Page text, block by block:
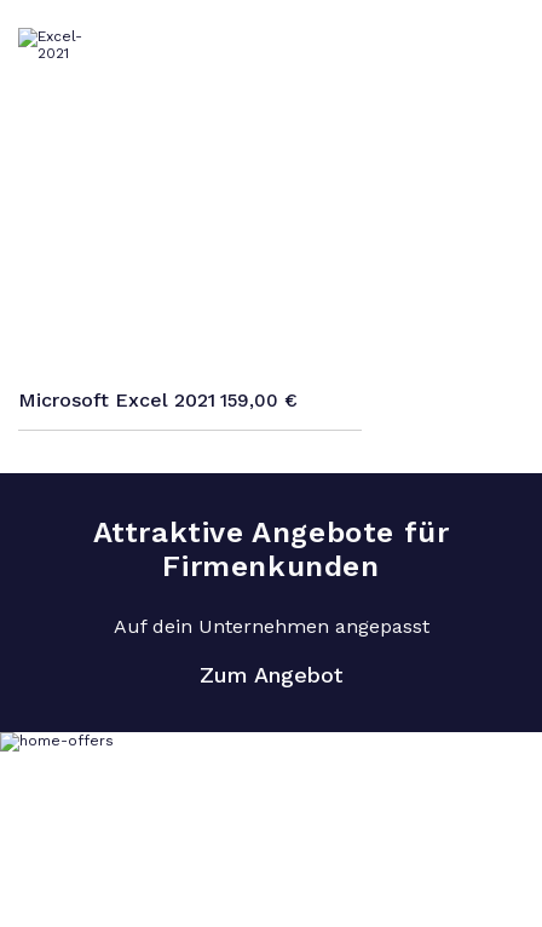
Microsoft Excel 2021 159,00 €
Attraktive Angebote für
Firmenkunden
Auf dein Unternehmen angepasst
Zum Angebot